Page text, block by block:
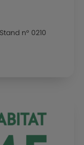
n° 0210